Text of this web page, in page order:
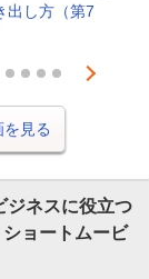
出し方（第7
9 101112
Next
を見る
ジネスに役立つ
ョートムービ